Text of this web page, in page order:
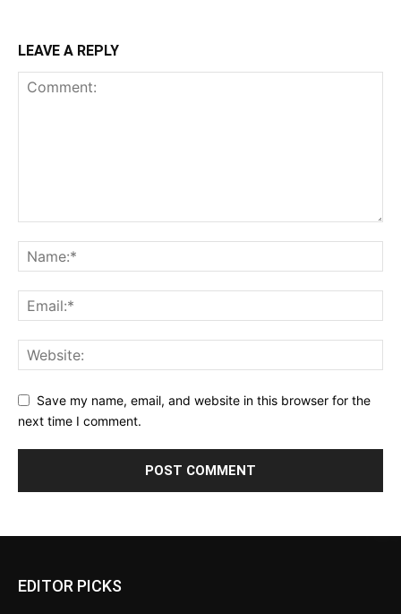
LEAVE A REPLY
Save my name, email, and website in this browser for the
next time I comment.
EDITOR PICKS